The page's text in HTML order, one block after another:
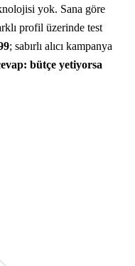
yok. Sana göre
profil üzerinde test
; sabırlı alıcı kampanya
bütçe yetiyorsa